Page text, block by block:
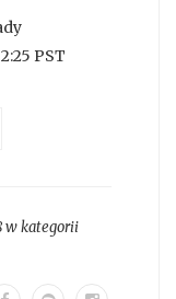
PST
w kategorii